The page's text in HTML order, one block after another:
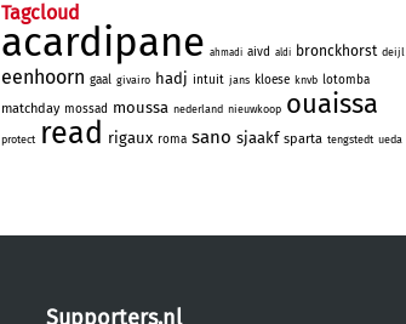
Tagcloud
acardipane ahmadi aivd aldi bronckhorst deijl
eenhoorn gaal givairo hadj intuit jans kloese knvb lotomba
matchday mossad moussa nederland nieuwkoop ouaissa
protect read rigaux roma sano sjaakf sparta tengstedt ueda
Supporters.nl